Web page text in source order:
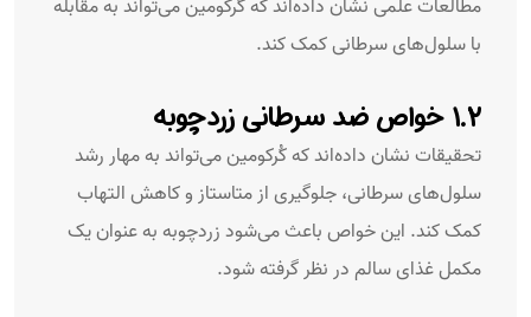
مطالعات علمی نشان داده‌اند که کُرکومین می‌تواند به مقابله
با سلول‌های سرطانی کمک کند.
۱.۲ خواص ضد سرطانی زردچوبه
تحقیقات نشان داده‌اند که کُرکومین می‌تواند به مهار رشد
سلول‌های سرطانی، جلوگیری از متاستاز و کاهش التهاب
کمک کند. این خواص باعث می‌شود زردچوبه به عنوان یک
مکمل غذای سالم در نظر گرفته شود.